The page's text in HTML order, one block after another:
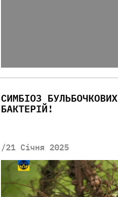
СИМБІОЗ БУЛЬБОЧКОВИХ
БАКТЕРІЙ!
/21 Січня 2025